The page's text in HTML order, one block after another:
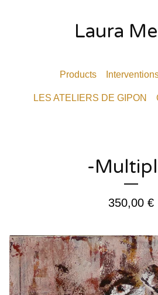
Laura
Products
LES ATELIERS DE GIPON
-
350,00 €